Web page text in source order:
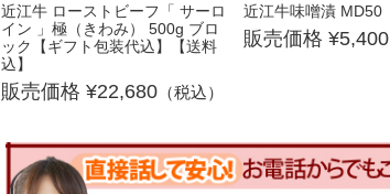
近江牛 ローストビーフ「 サーロ
イン 」極（きわみ） 500g ブロ
ック【ギフト包装代込】【送料
込】
22,680 （税込）
近江牛味噌漬 MD50
5,400